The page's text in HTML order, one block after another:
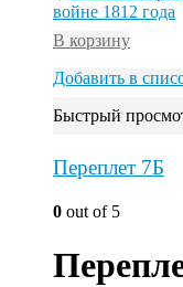
В корзину
Добавить в
Быстрый
Переплет 7Б
0 out of 5